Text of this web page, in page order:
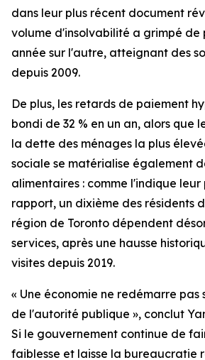
dans leur plus récent document
volume d'insolvabilité a grimpé de
année sur l'autre, atteignant des
depuis 2009.
De plus, les retards de paiement
bondi de 32 % en un an, alors que
la dette des ménages la plus
sociale se matérialise également
alimentaires : comme l'indique leur
rapport, un dixième des résidents
région de Toronto dépendent
services, après une hausse
visites depuis 2019.
« Une économie ne redémarre pas
de l'autorité publique », conclut
Si le gouvernement continue de
faiblesse et laisse la bureaucratie